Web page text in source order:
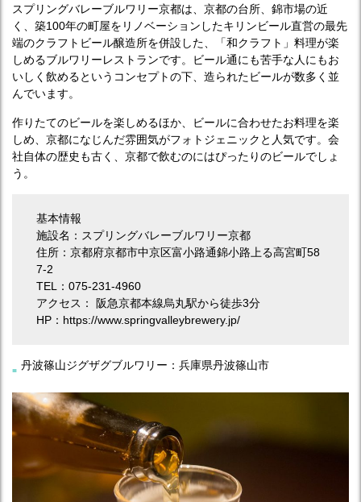
スプリングバレーブルワリー京都は、京都の台所、錦市場の近
く、築100年の町屋をリノベーションしたキリンビール直営の最先
端のクラフトビール醸造所を併設した、「和クラフト」料理が楽
しめるブルワリーレストランです。ビール通にも苦手な人にもお
いしく飲めるというコンセプトの下、造られたビールが数多く並
んでいます。
作りたてのビールを楽しめるほか、ビールに合わせたお料理を楽
しめ、京都になじんだ雰囲気がフォトジェニックと人気です。会
社自体の歴史も古く、京都で飲むのにはぴったりのビールでしょ
う。
基本情報
施設名：スプリングバレーブルワリー京都
住所：京都府京都市中京区富小路通錦小路上る高宮町58
7-2
TEL：075-231-4960
アクセス： 阪急京都本線烏丸駅から徒歩3分
HP：https://www.springvalleybrewery.jp/
丹波篠山ジグザグブルワリー：兵庫県丹波篠山市